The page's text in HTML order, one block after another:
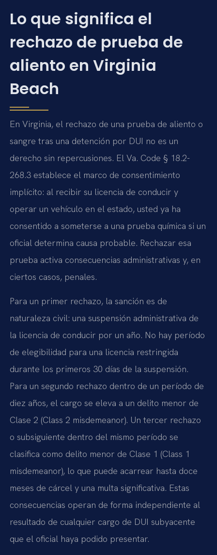
Lo que significa el
rechazo de prueba de
aliento en Virginia
Beach
En Virginia, el rechazo de una prueba de aliento o
sangre tras una detención por DUI no es un
derecho sin repercusiones. El Va. Code § 18.2-
268.3 establece el marco de consentimiento
implícito: al recibir su licencia de conducir y
operar un vehículo en el estado, usted ya ha
consentido a someterse a una prueba química si un
oficial determina causa probable. Rechazar esa
prueba activa consecuencias administrativas y, en
ciertos casos, penales.
Para un primer rechazo, la sanción es de
naturaleza civil: una suspensión administrativa de
la licencia de conducir por un año. No hay período
de elegibilidad para una licencia restringida
durante los primeros 30 días de la suspensión.
Para un segundo rechazo dentro de un período de
diez años, el cargo se eleva a un delito menor de
Clase 2 (Class 2 misdemeanor). Un tercer rechazo
o subsiguiente dentro del mismo período se
clasifica como delito menor de Clase 1 (Class 1
misdemeanor), lo que puede acarrear hasta doce
meses de cárcel y una multa significativa. Estas
consecuencias operan de forma independiente al
resultado de cualquier cargo de DUI subyacente
que el oficial haya podido presentar.